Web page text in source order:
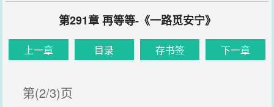
第291章 再等等-《一路觅安宁》
上一章 目录 存书签 下一章
第(2/3)页